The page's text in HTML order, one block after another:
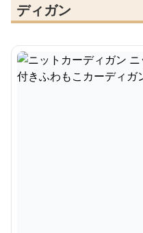
ディガン